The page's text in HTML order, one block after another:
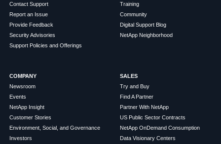
Contact Support
Report an Issue
Provide Feedback
Security Advisories
Support Policies and Offerings
Training
Community
Digital Support Blog
NetApp Neighborhood
COMPANY
Newsroom
Events
NetApp Insight
Customer Stories
Environment, Social, and Governance
Investors
SALES
Try and Buy
Find A Partner
Partner With NetApp
US Public Sector Contracts
NetApp OnDemand Consumption
Data Visionary Centers